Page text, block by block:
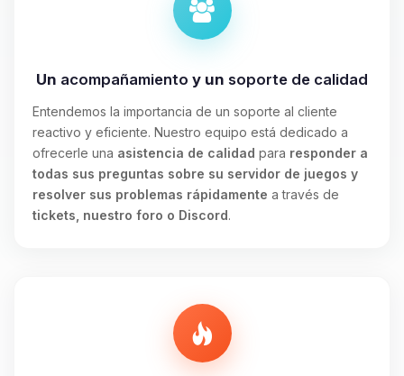
Un acompañamiento y un soporte de calidad
Entendemos la importancia de un soporte al cliente
reactivo y eficiente. Nuestro equipo está dedicado a
ofrecerle una asistencia de calidad para responder a
todas sus preguntas sobre su servidor de juegos y
resolver sus problemas rápidamente a través de
tickets, nuestro foro o Discord.